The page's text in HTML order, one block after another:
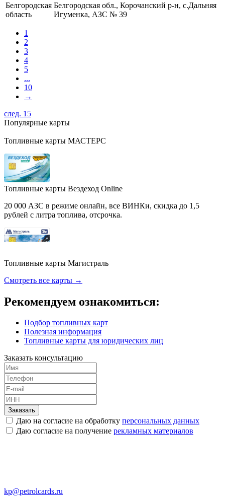
Белгородская
область
Белгородская обл., Корочанский р-н, с.Дальняя
Игуменка, АЗС № 39
1
2
3
4
5
...
10
→
след. 15
Популярные карты
Топливные карты МАСТЕРС
Топливные карты Вездеход Online
20 000 АЗС в режиме онлайн, все ВИНКи, скидка до 1,5
рублей с литра топлива, отсрочка.
Топливные карты Магистраль
Смотреть все карты →
Рекомендуем ознакомиться:
Подбор топливных карт
Полезная информация
Топливные карты для юридических лиц
Заказать консультацию
Заказать
Даю на согласие на обработку персональных данных
Даю согласие на получение рекламных материалов
kp@petrolcards.ru